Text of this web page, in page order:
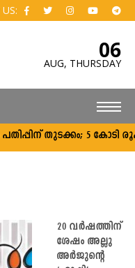
06
AUG, THURSDAY
തുടക്കം; 5 കോടി രൂപ
20 വർഷത്തിന്
ശേഷം അല്ലു
അർ‍ജുന്റെ